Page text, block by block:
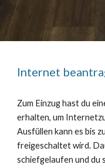
Internet
Zum Einzug hast du
erhalten, um
Ausfüllen kann es bis
freigeschaltet wird.
schiefgelaufen und du